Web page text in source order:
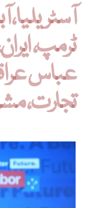
آسٹریلیا،
ٹرمپ،
عباس
تجارت،